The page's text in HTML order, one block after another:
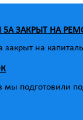
ЗАКРЫТ НА
закрыт на
мы подготовили